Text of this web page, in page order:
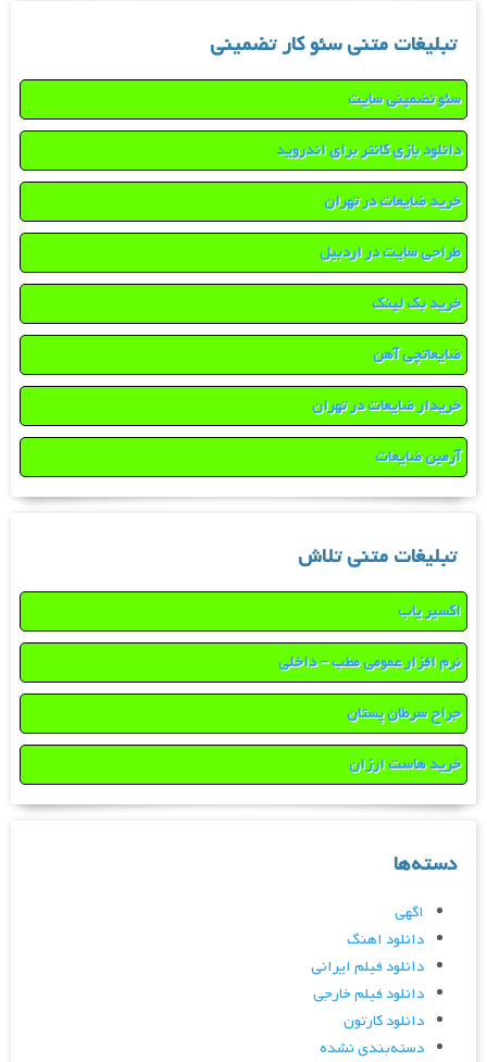
تبلیغات متنی سئو کار تضمینی
سئو تضمینی سایت
دانلود بازی کانتر برای اندروید
خرید ضایعات در تهران
طراحی سایت در اردبیل
خرید بک لینک
ضایعاتچی آهن
خریدار ضایعات در تهران
آرمین ضایعات
تبلیغات متنی تلاش
اکسیر یاب
نرم افزار عمومی مطب – داخلی
جراح سرطان پستان
خرید هاست ارزان
دسته‌ها
اگهی
دانلود اهنگ
دانلود فیلم ایرانی
دانلود فیلم خارجی
دانلود کارتون
دسته‌بندی نشده